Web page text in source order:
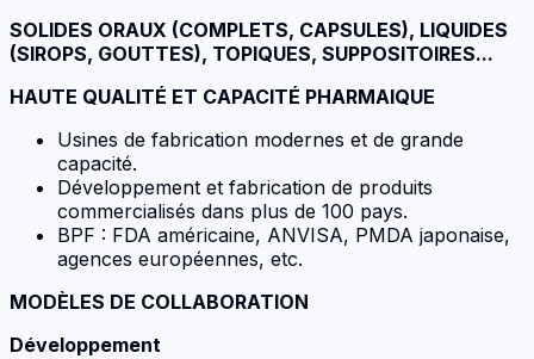
SOLIDES ORAUX (COMPLETS, CAPSULES), LIQUIDES
(SIROPS, GOUTTES), TOPIQUES, SUPPOSITOIRES...
HAUTE QUALITÉ ET CAPACITÉ PHARMAIQUE
Usines de fabrication modernes et de grande
capacité.
Développement et fabrication de produits
commercialisés dans plus de 100 pays.
BPF : FDA américaine, ANVISA, PMDA japonaise,
agences européennes, etc.
MODÈLES DE COLLABORATION
Développement